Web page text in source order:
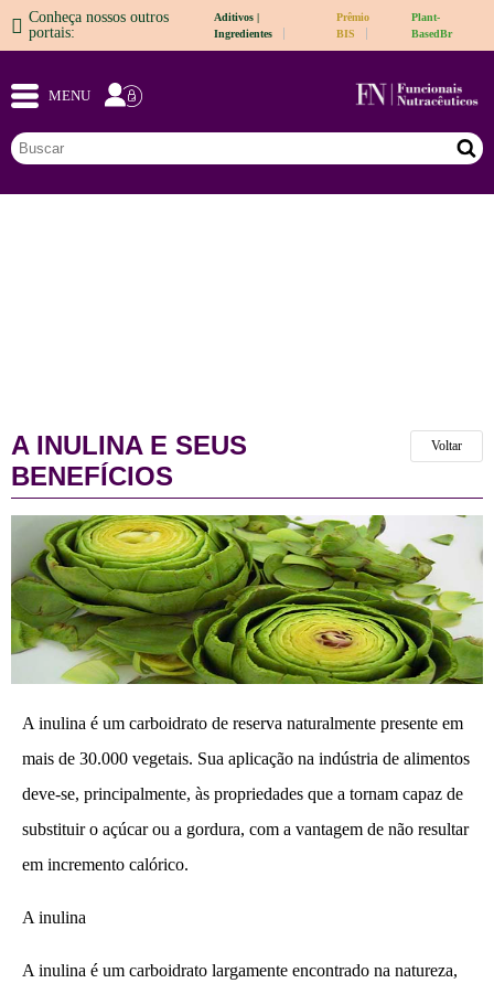
Conheça nossos outros
portais:
Aditivos |
Ingredientes
Prêmio
BIS
Plant-
BasedBr
MENU
Voltar
A INULINA E SEUS
BENEFÍCIOS
A inulina é um carboidrato de reserva naturalmente presente em
mais de 30.000 vegetais. Sua aplicação na indústria de alimentos
deve-se, principalmente, às propriedades que a tornam capaz de
substituir o açúcar ou a gordura, com a vantagem de não resultar
em incremento calórico.
A inulina
A inulina é um carboidrato largamente encontrado na natureza,